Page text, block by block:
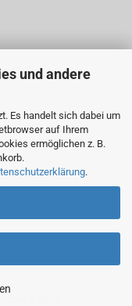
und andere
Es handelt sich dabei um
auf Ihrem
ermöglichen z. B.
.